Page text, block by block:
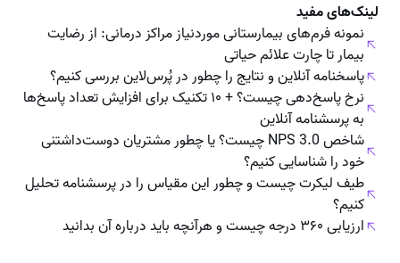
لینک‌های مفید
نمونه فرم‌های بیمارستانی موردنیاز مراکز درمانی: از رضایت
بیمار تا چارت علائم حیاتی
پاسخنامه آنلاین و نتایج را چطور در پُرس‌لاین بررسی کنیم؟
نرخ پاسخ‌دهی چیست؟ + ۱۰ تکنیک برای افزایش تعداد پاسخ‌ها
به پرسشنامه آنلاین
شاخص NPS 3.0 چیست؟ یا چطور مشتریان دوست‌داشتنی
خود را شناسایی کنیم؟
طیف لیکرت چیست و چطور این مقیاس را در پرسشنامه تحلیل
کنیم؟
ارزیابی ۳۶۰ درجه چیست و هرآنچه باید درباره‌ آن بدانید